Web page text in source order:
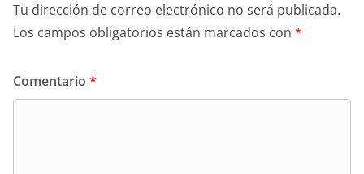
Tu dirección de correo electrónico no será publicada.
Los campos obligatorios están marcados con *
Comentario *